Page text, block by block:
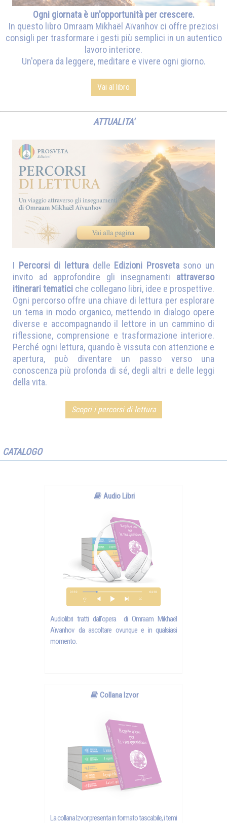
Ogni giornata è un'opportunità per crescere.
In questo libro Omraam Mikhaël Aïvanhov ci offre preziosi
consigli per trasformare i gesti più semplici in un autentico
lavoro interiore.
Un'opera da leggere, meditare e vivere ogni giorno.
Vai al libro
ATTUALITA'
I Percorsi di letturadelle Edizioni Prosvetasono un
invito ad approfondire gli insegnamenti attraverso
itinerari tematici che collegano libri, idee e prospettive.
Ogni percorso offre una chiave di lettura per esplorare
un tema in modo organico, mettendo in dialogo opere
diverse e accompagnando il lettore in un cammino di
riflessione, comprensione e trasformazione interiore.
Perché ogni lettura, quando è vissuta con attenzione e
apertura, può diventare un passo verso una
conoscenza più profonda di sé, degli altri e delle leggi
della vita.
Scopri i percorsi di lettura
CATALOGO
Audio Libri
Audiolibri tratti dall'opera di Omraam Mikhaël
Aïvanhov da ascoltare ovunque e in qualsiasi
momento.
Collana Izvor
La collana Izvor presenta in formato tascabile, i temi